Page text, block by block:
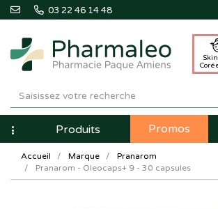
03 22 46 14 48
Pharmaleo
Pharmacie
Paque
Amiens
NavigationProduits Promos
Accueil Marque
Pranarom
Pranarom - Oleocaps+ 9 - 30 capsules